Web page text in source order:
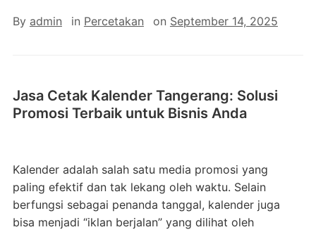
By admin in Percetakan on September 14, 2025
Jasa Cetak Kalender Tangerang: Solusi
Promosi Terbaik untuk Bisnis Anda
Kalender adalah salah satu media promosi yang
paling efektif dan tak lekang oleh waktu. Selain
berfungsi sebagai penanda tanggal, kalender juga
bisa menjadi “iklan berjalan” yang dilihat oleh